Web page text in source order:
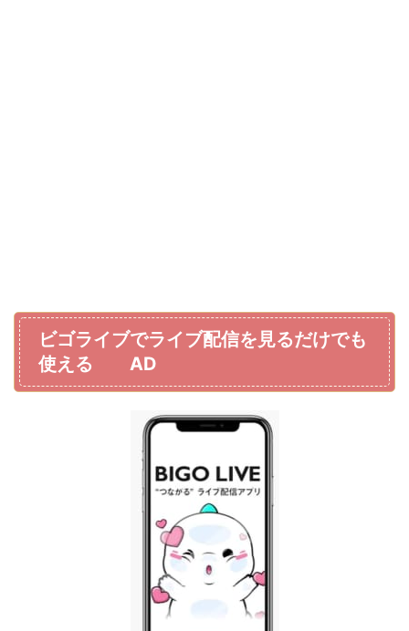
ビゴライブでライブ配信を見るだけでも
使える AD